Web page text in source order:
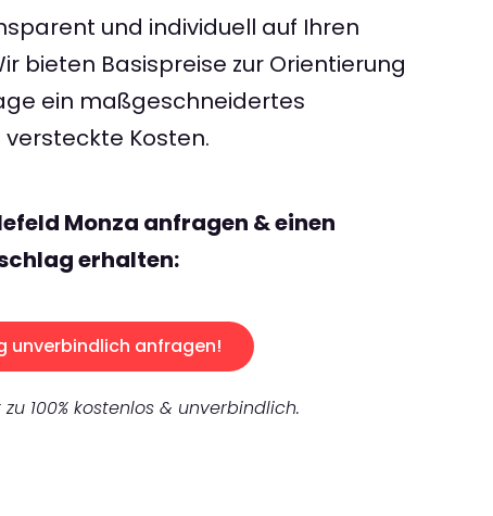
und individuell auf Ihren
bieten Basispreise zur Orientierung
ein maßgeschneidertes
Kosten.
Monza anfragen & einen
erhalten:
unverbindlich anfragen!
100% kostenlos & unverbindlich.